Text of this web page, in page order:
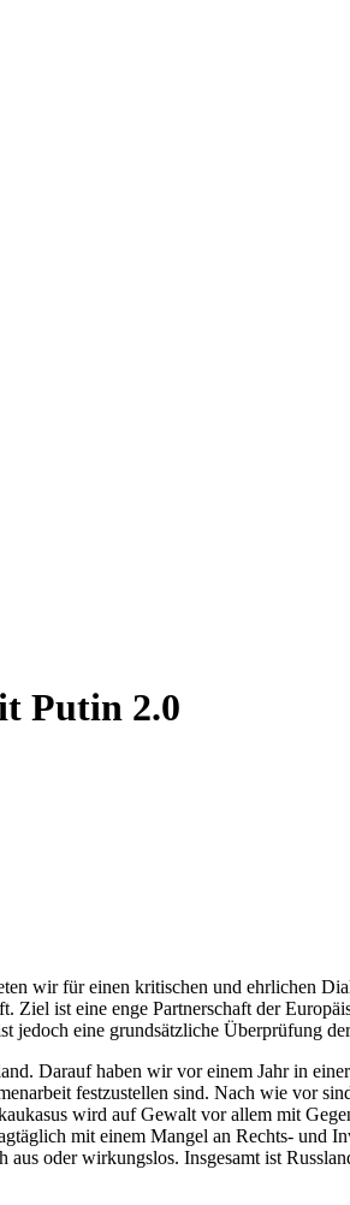
Putin 2.0
wir für einen kritischen und ehrlichen
ist eine enge Partnerschaft der
jedoch eine grundsätzliche Überprüfung
Darauf haben wir vor einem Jahr in
festzustellen sind. Nach wie vor
wird auf Gewalt vor allem mit
mit einem Mangel an Rechts- und
oder wirkungslos. Insgesamt ist